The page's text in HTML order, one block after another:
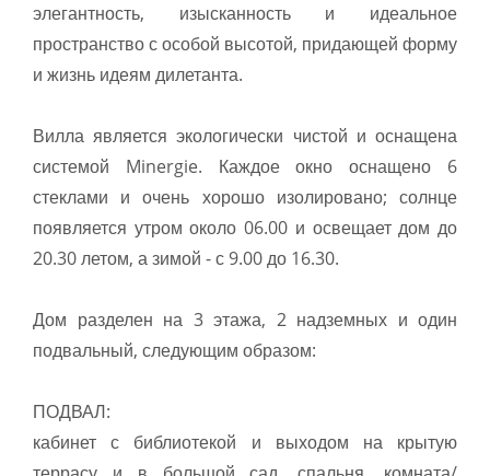
элегантность, изысканность и идеальное
пространство с особой высотой, придающей форму
и жизнь идеям дилетанта.
Вилла является экологически чистой и оснащена
системой Minergie. Каждое окно оснащено 6
стеклами и очень хорошо изолировано; солнце
появляется утром около 06.00 и освещает дом до
20.30 летом, а зимой - с 9.00 до 16.30.
Дом разделен на 3 этажа, 2 надземных и один
подвальный, следующим образом:
ПОДВАЛ:
кабинет с библиотекой и выходом на крытую